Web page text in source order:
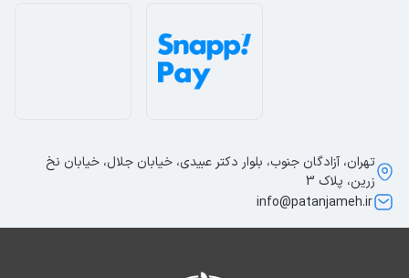
تهران، آزادگان جنوب، بلوار دکتر عبیدی، خیابان جلال، خیابان نخ
زرین، پلاک 3
info@patanjameh.ir